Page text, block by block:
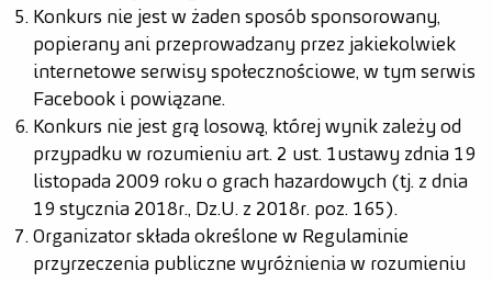
Konkurs nie jest w żaden sposób sponsorowany,
popierany ani przeprowadzany przez jakiekolwiek
internetowe serwisy społecznościowe, w tym serwis
Facebook i powiązane.
Konkurs nie jest grą losową, której wynik zależy od
przypadku w rozumieniu art. 2 ust. 1 ustawy z dnia 19
listopada 2009 roku o grach hazardowych (tj. z dnia
19 stycznia 2018r., Dz.U. z 2018r. poz. 165).
Organizator składa określone w Regulaminie
przyrzeczenia publiczne wyróżnienia w rozumieniu